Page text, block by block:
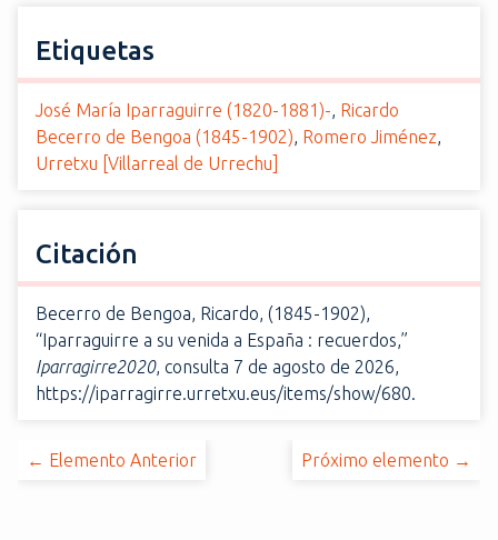
Etiquetas
José María Iparraguirre (1820-1881)-, Ricardo
Becerro de Bengoa (1845-1902), Romero Jiménez,
Urretxu [Villarreal de Urrechu]
Citación
Becerro de Bengoa, Ricardo, (1845-1902),
“Iparraguirre a su venida a España : recuerdos,”
Iparragirre2020, consulta 7 de agosto de 2026,
https://iparragirre.urretxu.eus/items/show/680.
← Elemento Anterior Próximo elemento →